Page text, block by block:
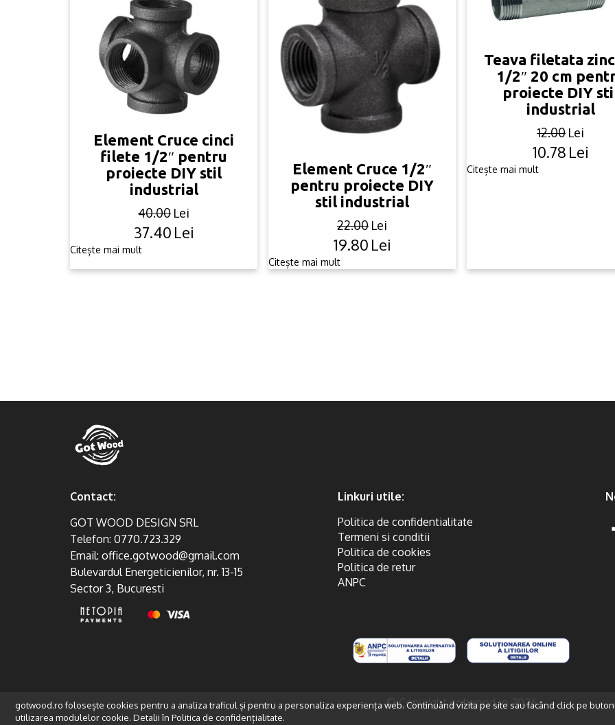
Element Cruce cinci
filete 1/2″ pentru
proiecte DIY stil
industrial
40.00 Lei
Original
was:
37.40 Lei
Current
is:
Citește mai mult
Element Cruce 1/2″
pentru proiecte DIY
stil industrial
22.00 Lei
Original
19.80 Lei
Current
Citește mai mult
Teava filetata
1/2″ 20 cm
proiecte DIY
industrial
12.00 Lei
Original
10.78 Lei
Current
Citește mai mult
gotwood.ro folosește cookies pentru a analiza traficul și pentru a personaliza experiența web. Continuând vizita pe site sau facând click pe
utilizarea modulelor cookie. Detalii în Politica de confidențialitate.
Contact:
GOT WOOD DESIGN SRL
Telefon: 0770.723.329
Email: office.gotwood@gmail.com
Bulevardul Energeticienilor, nr. 13-15
Sector 3, Bucuresti
Linkuri utile:
Politica de confidentialitate
Termeni si conditii
Politica de cookies
Politica de retur
ANPC
© Copyright gotwood.ro 2026